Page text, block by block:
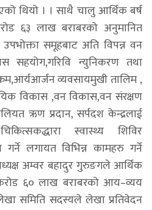
थियो । । साथै चालु आर्थिक बर्ष
६३ लाख बराबरको अनुमानित
समूहबाट अति विपन्न वन
सहयोग,गरिवि न्युनिकरण तथा
व्यवसायमुखी तालिम ,
विकास ,वन विकास,वन संरक्षण
ऋण प्रदान, सर्पदश केन्द्रलाई
स्वास्थ्य शिविर
लगायत विभिन्न कामहरु गर्ने
अम्वर बहादुर गुरुङगले आर्थिक
६० लाख बराबरको आय–व्यय
समिति सदस्यले लेखा प्रतिवेदन